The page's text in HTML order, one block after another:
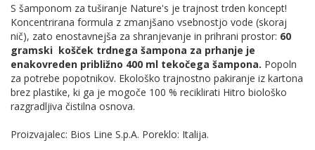
S šamponom za tuširanje Nature's je trajnost trden koncept!
Koncentrirana formula z zmanjšano vsebnostjo vode (skoraj
nič), zato enostavnejša za shranjevanje in prihrani prostor: 60
gramski košček trdnega šampona za prhanje je
enakovreden približno 400 ml tekočega šampona. Popoln
za potrebe popotnikov. Ekološko trajnostno pakiranje iz kartona
brez plastike, ki ga je mogoče 100 % reciklirati Hitro biološko
razgradljiva čistilna osnova.
Proizvajalec: Bios Line S.p.A. Poreklo: Italija.